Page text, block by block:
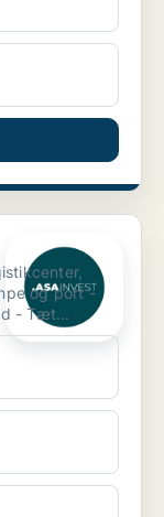
- Tæt...